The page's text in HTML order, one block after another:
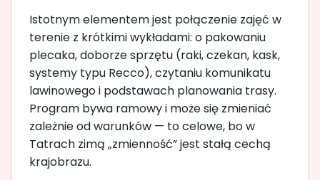
Istotnym elementem jest połączenie zajęć w
terenie z krótkimi wykładami: o pakowaniu
plecaka, doborze sprzętu (raki, czekan, kask,
systemy typu Recco), czytaniu komunikatu
lawinowego i podstawach planowania trasy.
Program bywa ramowy i może się zmieniać
zależnie od warunków — to celowe, bo w
Tatrach zimą „zmienność” jest stałą cechą
krajobrazu.